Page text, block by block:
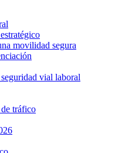
movilidad segura
vial laboral
tráfico